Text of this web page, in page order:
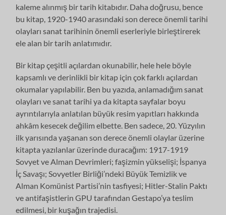
kaleme alınmış bir tarih kitabıdır. Daha doğrusu, bence
bu kitap, 1920-1940 arasındaki son derece önemli tarihi
olayları sanat tarihinin önemli eserleriyle birleştirerek
ele alan bir tarih anlatımıdır.
Bir kitap çeşitli açılardan okunabilir, hele hele böyle
kapsamlı ve derinlikli bir kitap için çok farklı açılardan
okumalar yapılabilir. Ben bu yazıda, anlamadığım sanat
olayları ve sanat tarihi ya da kitapta sayfalar boyu
ayrıntılarıyla anlatılan büyük resim yapıtları hakkında
ahkâm kesecek değilim elbette. Ben sadece, 20. Yüzyılın
ilk yarısında yaşanan son derece önemli olaylar üzerine
kitapta yazılanlar üzerinde duracağım: 1917-1919
Sovyet ve Alman Devrimleri; faşizmin yükselişi; İspanya
İç Savaşı; Sovyetler Birliği’ndeki Büyük Temizlik ve
Alman Komünist Partisi’nin tasfiyesi; Hitler-Stalin Paktı
ve antifaşistlerin GPU tarafından Gestapo’ya teslim
edilmesi, bir kuşağın trajedisi.